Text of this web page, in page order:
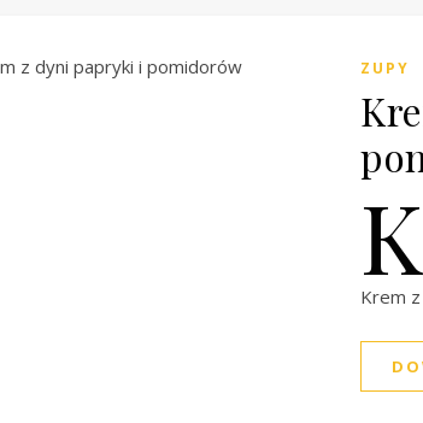
ZUPY
K
Krem